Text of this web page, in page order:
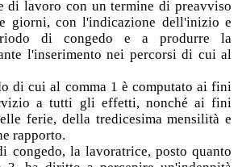
di lavoro con un termine di preavviso
giorni, con l'indicazione dell'inizio e
di congedo e a produrre la
l'inserimento nei percorsi di cui al
di cui al comma 1 è computato ai fini
a tutti gli effetti, nonché ai fini
ferie, della tredicesima mensilità e
rapporto.
congedo, la lavoratrice, posto quanto